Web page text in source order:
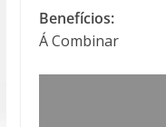
Benefícios:
Á Combinar